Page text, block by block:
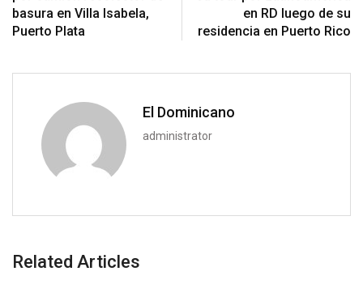
basura en Villa Isabela,
Puerto Plata
en RD luego de su
residencia en Puerto Rico
El Dominicano
administrator
Related Articles